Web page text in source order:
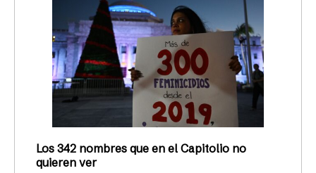
Los 342 nombres que en el Capitolio no
quieren ver